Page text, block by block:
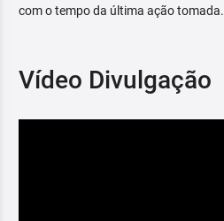
com o tempo da última ação tomada.
Vídeo Divulgação